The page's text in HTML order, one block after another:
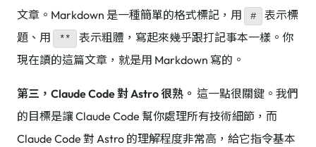
文章。Markdown 是一種簡單的格式標記，用 #
表示標
題、用
**
表示粗體，寫起來幾乎跟打記事本一樣。你
現在讀的這篇文章，就是用 Markdown 寫的。
第三，Claude Code 對 Astro 很熟。 這一點很關鍵。我們
的目標是讓 Claude Code 幫你處理所有技術細節，而
Claude Code 對 Astro 的理解程度非常高，給它指令基本